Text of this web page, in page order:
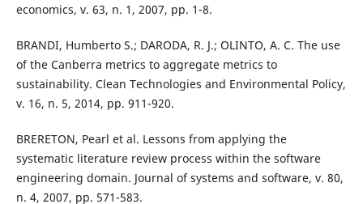
economics, v. 63, n. 1, 2007, pp. 1-8.
BRANDI, Humberto S.; DARODA, R. J.; OLINTO, A. C. The use
of the Canberra metrics to aggregate metrics to
sustainability. Clean Technologies and Environmental Policy,
v. 16, n. 5, 2014, pp. 911-920.
BRERETON, Pearl et al. Lessons from applying the
systematic literature review process within the software
engineering domain. Journal of systems and software, v. 80,
n. 4, 2007, pp. 571-583.